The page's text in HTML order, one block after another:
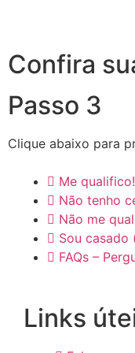
Confira
Passo 3
Clique abaixo para
Me
Não tenho
Não me
Sou casado
FAQs –
Links